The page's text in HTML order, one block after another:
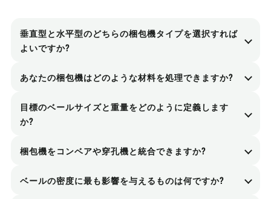
垂直型と水平型のどちらの梱包機タイプを選択すれば
よいですか?
中程度の場合に最適です。横型ベーラーは、処理能
力が高く、コンベア供給ラインを備え、手作業の負
担が少なく、安定したベール出力を得るのに最適で
あなたの梱包機はどのような材料を処理できますか?
一般的な材料には、チャンバーのサイズと供給方法
に応じて、PET ボトル、PP/PE フィルム、織りバッ
あります。.
目標のベールサイズと重量をどのように定義します
か?
私たちは、下流のバイヤーの要件と物流（コンテナ
積載、フォークリフトの制限）から出発します。次
に、プレス力、チャンバー寸法、結束ラインを調整
梱包機をコンベアや穿孔機と統合できますか?
はい。既存のリサイクルラインとスムーズに連携で
きるよう、投入コンベア、ホッパー、穿孔機、電気
ベールの密度に最も影響を与えるものは何ですか?